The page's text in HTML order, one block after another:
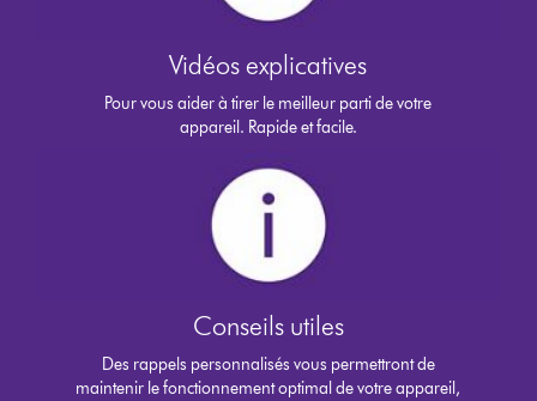
Vidéos explicatives
Pour vous aider à tirer le meilleur parti de votre
appareil. Rapide et facile.
Conseils utiles
Des rappels personnalisés vous permettront de
maintenir le fonctionnement optimal de votre appareil,